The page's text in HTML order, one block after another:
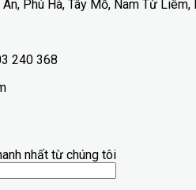
Phú Hà, Tây Mỗ, Nam Từ Liêm,
240 368
nhất từ chúng tôi